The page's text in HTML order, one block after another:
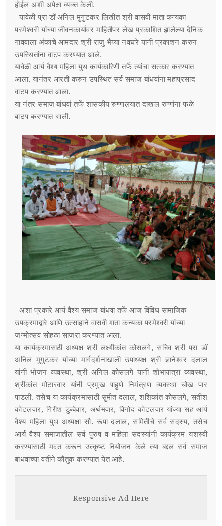
होईल अशी अपेक्षा व्यक्त केली.
यावेळी प्रा डॉ अनिल मुगुटकर लिखीत श्री वासवी माता कन्यका
परमेश्वरी यांच्या जीवनकार्यावर माहितीपर लेख प्रकाशित झालेल्या दैनिक
गाववाला अंकाचे आमदार श्री राजु भैय्या नवघरे यांनी प्रकाशन करुन
उपस्थितांना वाटप करण्यात आले.
यावेळी आर्य वैश्य महिला युथ कार्यकारिणी तर्फे त्यांचा सत्कार करण्यात
आला. यानंतर आरती करुन उपस्थित सर्व समाज बांधवांना महाप्रसाद
वाटप करण्यात आला.
या नंतर समाज बांधवां तर्फे शासकीय रुग्णालयात दाखल रुग्णांना फळे
वाटप करण्यात आली.
अशा प्रकारे आर्य वैश्य समाज बांधवां तर्फे आज विविध सामाजिक
उपक्रमाद्वारे आणि उत्साहाने वासवी माता कन्यका परमेश्वरी यांच्या
जन्मोत्सव सोहळा साजरा करण्यात आला.
या कार्यक्रमासाठी अध्यक्ष श्री लक्ष्मीकांत कोसलगे, सचिव श्री प्रा डॉ
अनिल मुगुटकर यांच्या मार्गदर्शनाखाली उपाध्यक्ष श्री ज्ञानेश्वर दलाल
यांनी भोजन व्यवस्था, श्री अनिल कोसलगे यांनी शोभायात्रा व्यवस्था,
श्रीकांत मोटारवार यांनी प्रमुख पाहुणे निमंत्रण व्यवस्था चोख पार
पाडली. तसेच या कार्यक्रमासाठी सुमीत दलाल, शशिकांत कोसलगे, सतीश
कोटलवार, गिरीश डुब्बेवार, अर्थमवार, विनोद कोटलवार यांच्या सह आर्य
वैश्य महिला युथ अध्यक्षा सौ. रूपा दलाल, समितीचे सर्व सदस्य, तसेच
आर्य वैश्य समाजातील सर्व पुरुष व महिला सदस्यांनी कार्यक्रम यशस्वी
करण्यासाठी मदत करून उत्कृष्ट नियोजन केले त्या बद्दल सर्व समाज
बांधवांच्या वतीने कौतुक करण्यात येत आहे.
Responsive Ad Here